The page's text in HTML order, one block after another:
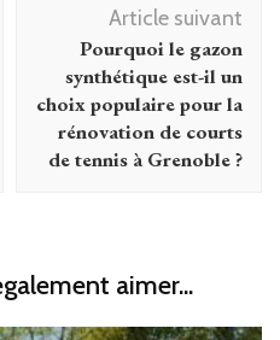
Article suivant
Pourquoi le gazon
synthétique est-il un
choix populaire pour la
rénovation de courts
de tennis à Grenoble ?
aimer...